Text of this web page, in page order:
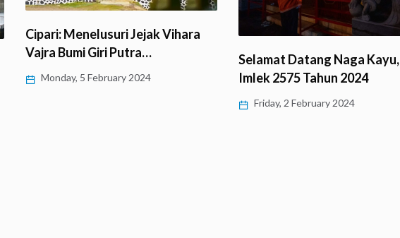
Cipari: Menelusuri Jejak Vihara
Vajra Bumi Giri Putra…
Monday, 5 February 2024
Selamat Datang Naga Kayu,
Imlek 2575 Tahun 2024
Friday, 2 February 2024